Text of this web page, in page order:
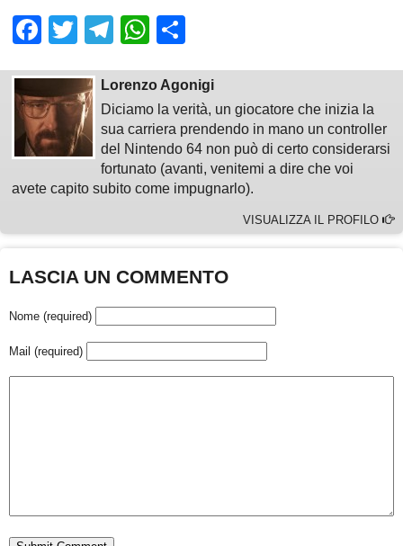
Facebook
TwitterTelegram
WhatsApp
Lorenzo Agonigi
Diciamo la verità, un giocatore che inizia la
sua carriera prendendo in mano un controller
del Nintendo 64 non può di certo considerarsi
fortunato (avanti, venitemi a dire che voi
avete capito subito come impugnarlo).
VISUALIZZA IL PROFILO
LASCIA UN COMMENTO
Nome (required)
Mail (required)